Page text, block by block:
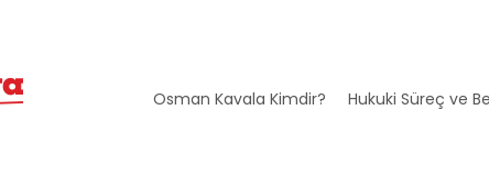
Osman Kavala Kimdir? Hukuki Süreç ve